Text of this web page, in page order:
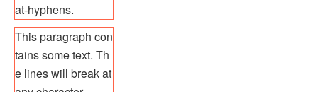
at-hyphens.
This paragraph con
tains some text. Th
e lines will break at